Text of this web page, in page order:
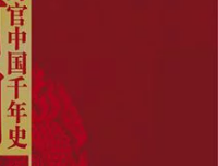
運動休閒
化妝保養